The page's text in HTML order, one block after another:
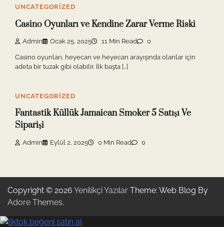
UNCATEGORIZED
Casino Oyunları ve Kendine Zarar Verme Riski
Admin Ocak 25, 2025 11 Min Read 0
Casino oyunları, heyecan ve heyecan arayışında olanlar için
adeta bir tuzak gibi olabilir. İlk başta […]
UNCATEGORIZED
Fantastik Küllük Jamaican Smoker 5 Satışı Ve
Siparişi
Admin Eylül 2, 2025 0 Min Read 0
Copyright © 2026 Yenilikçi Yazılar Theme: Web Blog By
Adore Themes.